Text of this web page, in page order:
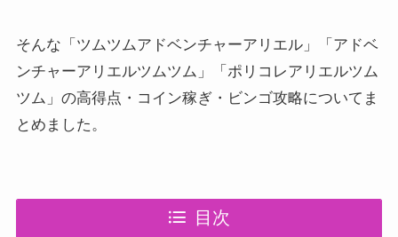
そんな「ツムツムアドベンチャーアリエル」「アドベ
ンチャーアリエルツムツム」「ポリコレアリエルツム
ツム」の高得点・コイン稼ぎ・ビンゴ攻略についてま
とめました。
目次